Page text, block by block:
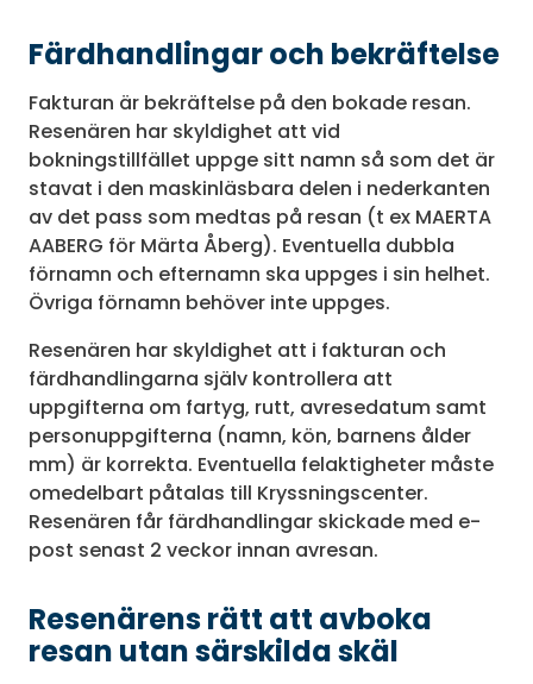
Färdhandlingar och bekräftelse
Fakturan är bekräftelse på den bokade resan.
Resenären har skyldighet att vid
bokningstillfället uppge sitt namn så som det är
stavat i den maskinläsbara delen i nederkanten
av det pass som medtas på resan (t ex MAERTA
AABERG för Märta Åberg). Eventuella dubbla
förnamn och efternamn ska uppges i sin helhet.
Övriga förnamn behöver inte uppges.
Resenären har skyldighet att i fakturan och
färdhandlingarna själv kontrollera att
uppgifterna om fartyg, rutt, avresedatum samt
personuppgifterna (namn, kön, barnens ålder
mm) är korrekta. Eventuella felaktigheter måste
omedelbart påtalas till Kryssningscenter.
Resenären får färdhandlingar skickade med e-
post senast 2 veckor innan avresan.
Resenärens rätt att avboka
resan utan särskilda skäl